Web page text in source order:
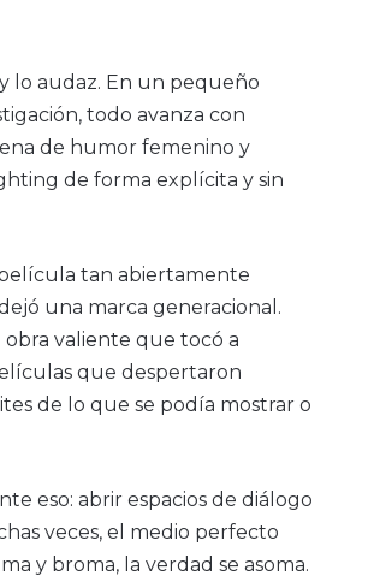
lo audaz. En un pequeño
todo avanza con
de humor femenino y
de forma explícita y sin
tan abiertamente
una marca generacional.
valiente que tocó a
que despertaron
de lo que se podía mostrar o
eso: abrir espacios de diálogo
veces, el medio perfecto
y broma, la verdad se asoma.